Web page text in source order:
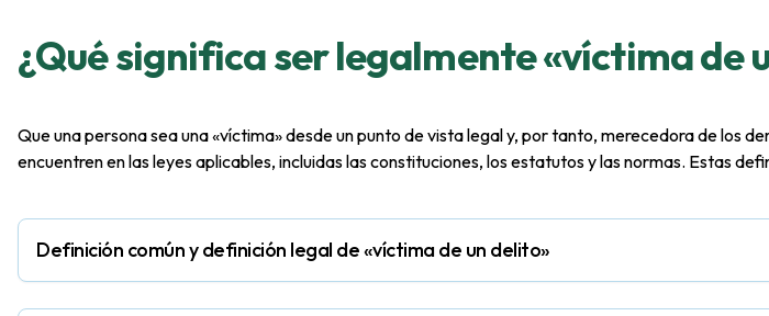
¿Qué significa ser legalmente «víctima de
Que una persona sea una «víctima» desde un punto de vista legal y, por tanto, merecedora de los
encuentren en las leyes aplicables, incluidas las constituciones, los estatutos y las normas. Estas
Definición común y definición legal de «víctima de un delito»